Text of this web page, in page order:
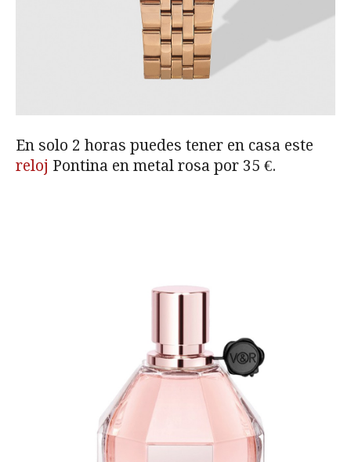
En solo 2 horas puedes tener en casa este
reloj Pontina en metal rosa por 35 €.